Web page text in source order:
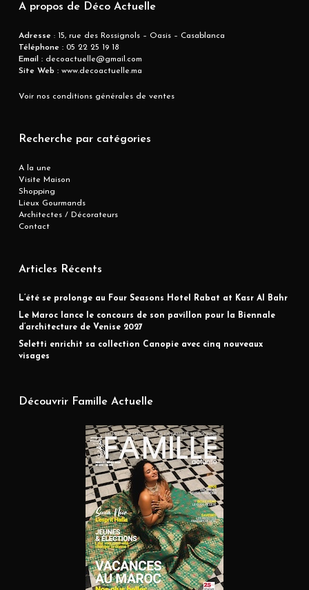
A propos de Déco Actuelle
Adresse : 15, rue des Rossignols – Oasis – Casablanca
Téléphone :05 22 25 19 18
Email :decoactuelle@gmail.com
Site Web :www.decoactuelle.ma
Voir nos conditions générales de ventes
Recherche par catégories
A la une
Visite Maison
Shopping
Lieux Gourmands
Architectes / Décorateurs
Contact
Articles Récents
L’été se prolonge au Four Seasons Hotel Rabat at Kasr Al Bahr
Le Maroc lance le concours de son pavillon pour la Biennale
d’architecture de Venise 2027
Seletti enrichit sa collection Canopie avec cinq nouveaux
visages
Découvrir Famille Actuelle